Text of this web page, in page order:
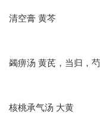
清空膏 黄芩
蠲痹汤 黄芪，当归，
核桃承气汤 大黄